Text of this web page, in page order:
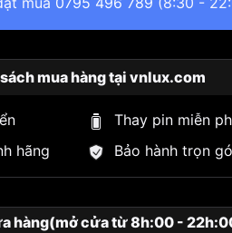
mua hàng tại vnlux.com
Thay pin miễn
hãng
Bảo hành trọn
hàng(mở cửa từ 8h:00 -